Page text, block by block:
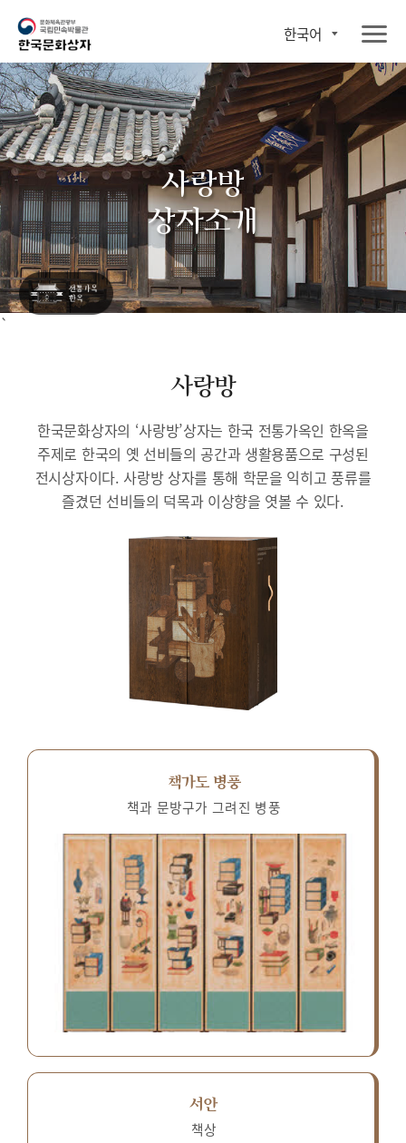
한국어
`
사랑방
상자소개
사랑방
한국문화상자의 ‘사랑방’상자는 한국 전통가옥인 한옥을
주제로 한국의 옛 선비들의 공간과 생활용품으로 구성된
전시상자이다. 사랑방 상자를 통해 학문을 익히고 풍류를
즐겼던 선비들의 덕목과 이상향을 엿볼 수 있다.
책가도 병풍
책과 문방구가 그려진 병풍
서안
책상